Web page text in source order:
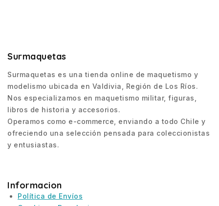
Surmaquetas
Surmaquetas es una tienda online de maquetismo y
modelismo ubicada en Valdivia, Región de Los Ríos.
Nos especializamos en maquetismo militar, figuras,
libros de historia y accesorios.
Operamos como e-commerce, enviando a todo Chile y
ofreciendo una selección pensada para coleccionistas
y entusiastas.
Informacion
Política de Envíos